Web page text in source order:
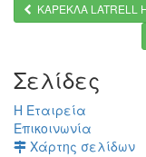
ΚΑΡΕΚΛΑ LATRELL
Σελίδες
Η Εταιρεία
Επικοινωνία
Χάρτης σελίδων